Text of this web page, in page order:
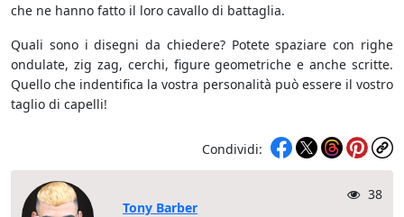
che ne hanno fatto il loro cavallo di battaglia.
Quali sono i disegni da chiedere? Potete spaziare con righe
ondulate, zig zag, cerchi, figure geometriche e anche scritte.
Quello che indentifica la vostra personalità può essere il vostro
taglio di capelli!
Condividi:
Tony Barber
38